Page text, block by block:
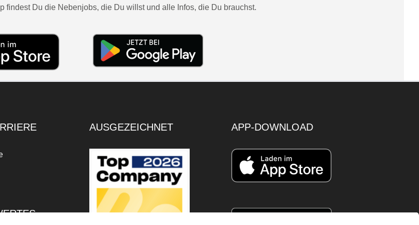
findest Du die Nebenjobs, die Du willst und alle Infos, die Du brauchst.
AUSGEZEICHNET APP-DOWNLOAD